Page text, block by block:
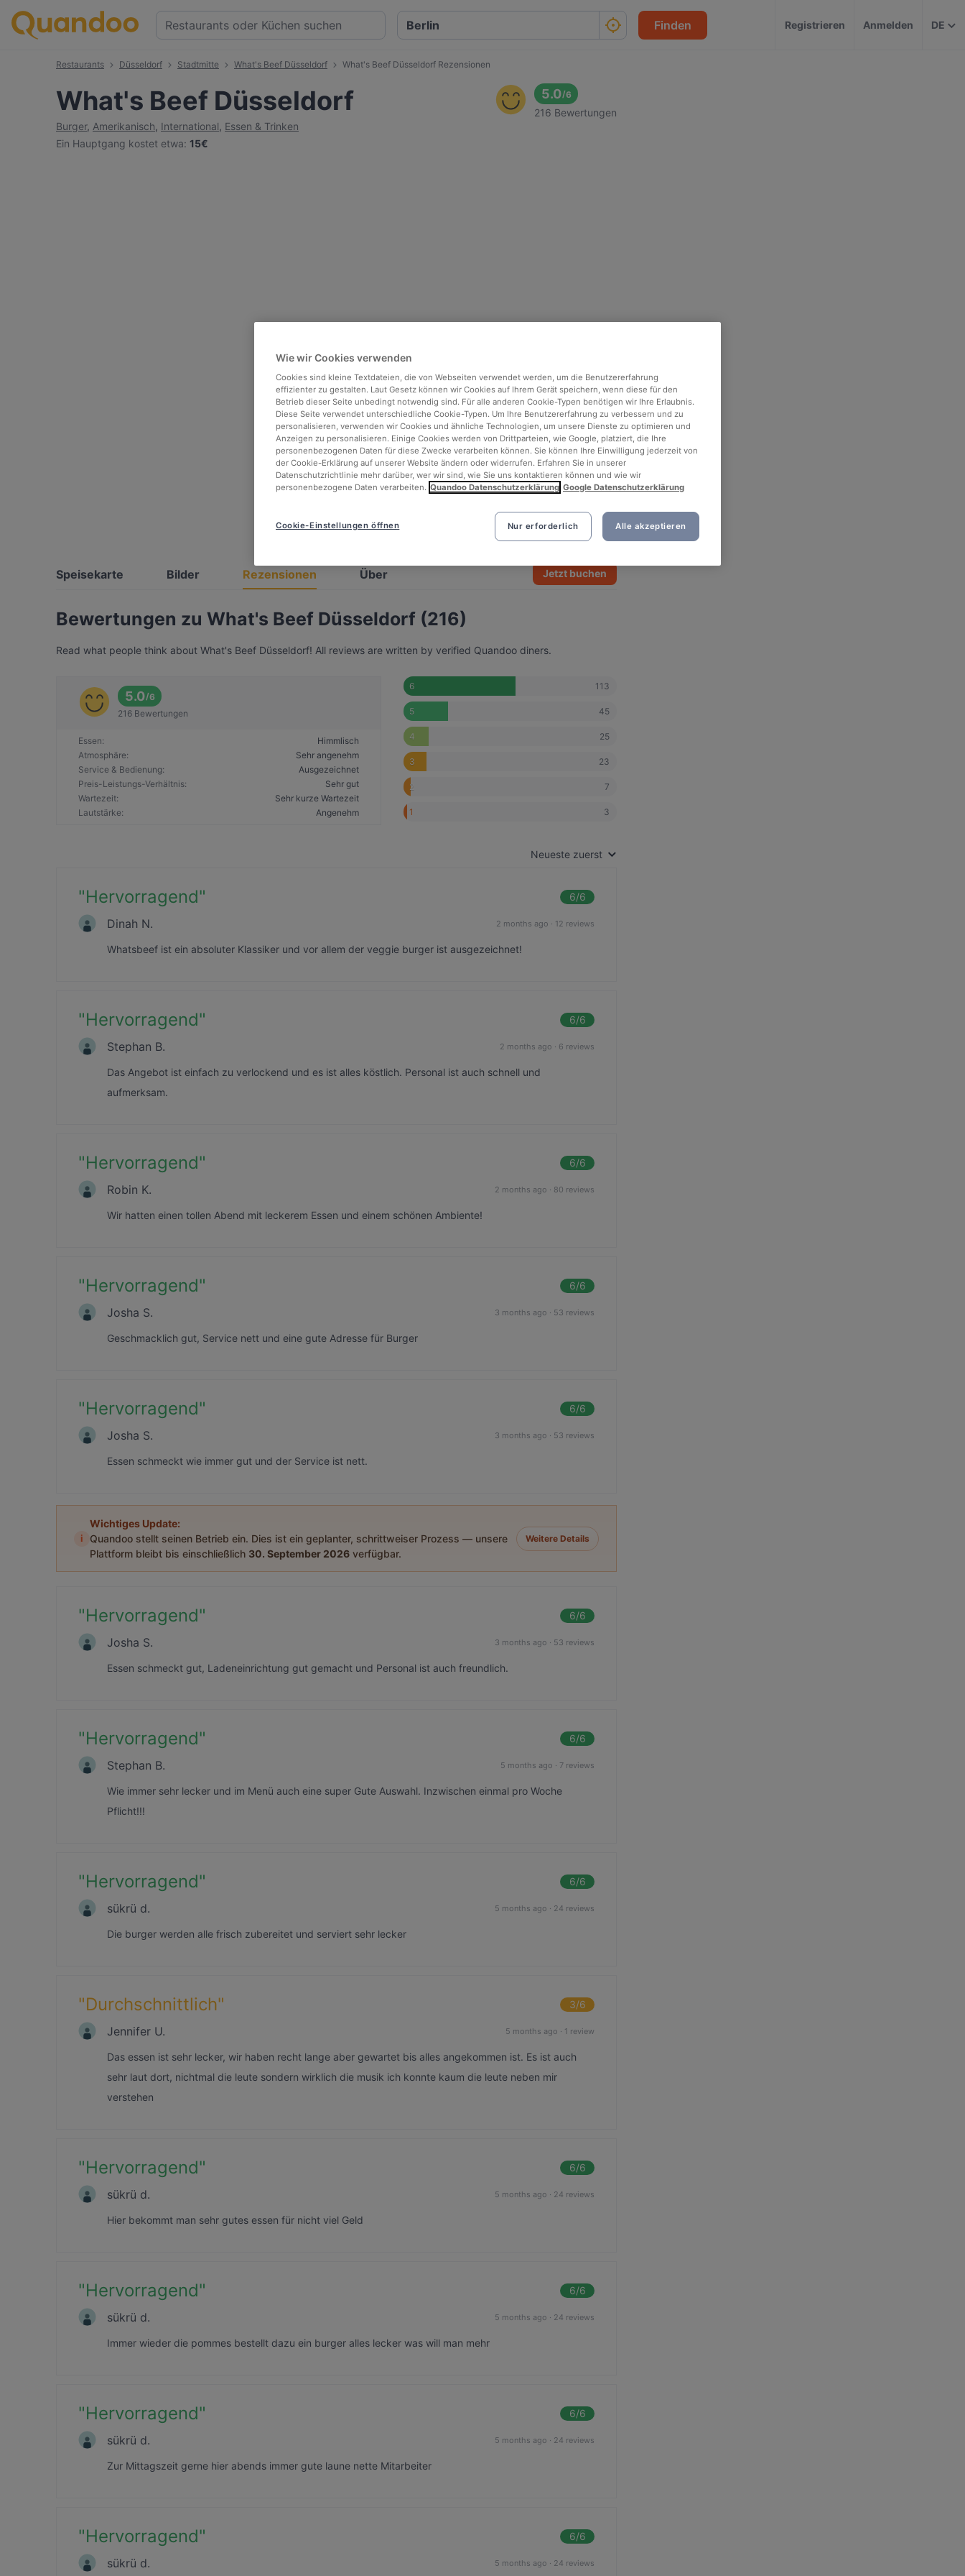
Finden Registrieren Anmelden DE
Restaurants Düsseldorf Stadtmitte What's Beef Düsseldorf What's Beef Düsseldorf Rezensionen
What's Beef Düsseldorf
Burger, Amerikanisch, International, Essen & Trinken
Ein Hauptgang kostet etwa: 15€
5.0/6
216 Bewertungen
See all 4 photos
Speisekarte Bilder Rezensionen Über Jetzt buchen
Bewertungen zu What's Beef Düsseldorf (216)
Read what people think about What's Beef Düsseldorf! All reviews are written by verified Quandoo diners.
5.0/6
216 Bewertungen
Essen:
Himmlisch
Atmosphäre:
Sehr angenehm
Service & Bedienung:
Ausgezeichnet
Preis-Leistungs-Verhältnis:
Sehr gut
Wartezeit:
Sehr kurze Wartezeit
Lautstärke: Angenehm
6 113
5 45
4 25
3 23
2 7
1 3
Neueste zuerst
"Hervorragend" 6/6
Dinah N. 2 months ago · 12 reviews
Whatsbeef ist ein absoluter Klassiker und vor allem der veggie burger ist ausgezeichnet!
"Hervorragend" 6/6
Stephan B. 2 months ago · 6 reviews
Das Angebot ist einfach zu verlockend und es ist alles köstlich. Personal ist auch schnell und
aufmerksam.
"Hervorragend" 6/6
Robin K. 2 months ago · 80 reviews
Wir hatten einen tollen Abend mit leckerem Essen und einem schönen Ambiente!
"Hervorragend" 6/6
Josha S. 3 months ago · 53 reviews
Geschmacklich gut, Service nett und eine gute Adresse für Burger
"Hervorragend" 6/6
Josha S. 3 months ago · 53 reviews
Essen schmeckt wie immer gut und der Service ist nett.
i
Wichtiges Update:
Quandoo stellt seinen Betrieb ein. Dies ist ein geplanter, schrittweiser Prozess — unsere
Plattform bleibt bis einschließlich 30. September 2026 verfügbar.
Weitere Details
"Hervorragend" 6/6
Josha S. 3 months ago · 53 reviews
Essen schmeckt gut, Ladeneinrichtung gut gemacht und Personal ist auch freundlich.
"Hervorragend" 6/6
Stephan B. 5 months ago · 7 reviews
Wie immer sehr lecker und im Menü auch eine super Gute Auswahl. Inzwischen einmal pro Woche
Pflicht!!!
"Hervorragend" 6/6
sükrü d. 5 months ago · 24 reviews
Die burger werden alle frisch zubereitet und serviert sehr lecker
"Durchschnittlich" 3/6
Jennifer U. 5 months ago · 1 review
Das essen ist sehr lecker, wir haben recht lange aber gewartet bis alles angekommen ist. Es ist auch
sehr laut dort, nichtmal die leute sondern wirklich die musik ich konnte kaum die leute neben mir
verstehen
"Hervorragend" 6/6
sükrü d. 5 months ago · 24 reviews
Hier bekommt man sehr gutes essen für nicht viel Geld
"Hervorragend" 6/6
sükrü d. 5 months ago · 24 reviews
Immer wieder die pommes bestellt dazu ein burger alles lecker was will man mehr
"Hervorragend" 6/6
sükrü d. 5 months ago · 24 reviews
Zur Mittagszeit gerne hier abends immer gute laune nette Mitarbeiter
"Hervorragend" 6/6
sükrü d. 5 months ago · 24 reviews
Wie wir Cookies verwenden
Cookies sind kleine Textdateien, die von Webseiten verwendet werden, um die Benutzererfahrung
effizienter zu gestalten. Laut Gesetz können wir Cookies auf Ihrem Gerät speichern, wenn diese für den
Betrieb dieser Seite unbedingt notwendig sind. Für alle anderen Cookie-Typen benötigen wir Ihre Erlaubnis.
Diese Seite verwendet unterschiedliche Cookie-Typen. Um Ihre Benutzererfahrung zu verbessern und zu
personalisieren, verwenden wir Cookies und ähnliche Technologien, um unsere Dienste zu optimieren und
Anzeigen zu personalisieren. Einige Cookies werden von Drittparteien, wie Google, platziert, die Ihre
personenbezogenen Daten für diese Zwecke verarbeiten können. Sie können Ihre Einwilligung jederzeit von
der Cookie-Erklärung auf unserer Website ändern oder widerrufen. Erfahren Sie in unserer
Datenschutzrichtlinie mehr darüber, wer wir sind, wie Sie uns kontaktieren können und wie wir
personenbezogene Daten verarbeiten. Quandoo Datenschutzerklärung Google Datenschutzerklärung
Nur erforderlich Alle akzeptieren
Cookie-Einstellungen öffnen